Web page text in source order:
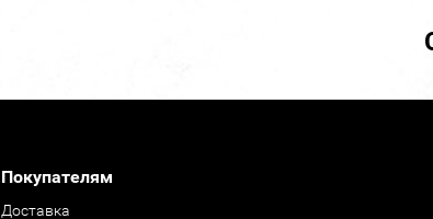
Покупателям
Доставка